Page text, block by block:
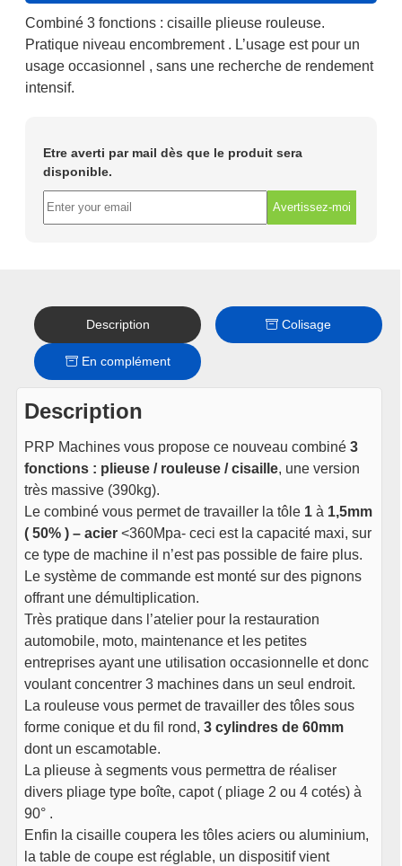
Combiné 3 fonctions : cisaille plieuse rouleuse.
Pratique niveau encombrement . L’usage est pour un
usage occasionnel , sans une recherche de rendement
intensif.
Etre averti par mail dès que le produit sera
disponible.
Avertissez-moi
Description Colisage
En complément
Description
PRP Machines vous propose ce nouveau combiné3
fonctions : plieuse / rouleuse / cisaille, une version
très massive (390kg).
Le combiné vous permet de travailler la tôle 1 à 1,5mm
( 50% ) – acier <360Mpa- ceci est la capacité maxi, sur
ce type de machine il n’est pas possible de faire plus.
Le système de commande est monté sur des pignons
offrant une démultiplication.
Très pratique dans l’atelier pour la restauration
automobile, moto, maintenance et les petites
entreprises ayant une utilisation occasionnelle et donc
voulant concentrer 3 machines dans un seul endroit.
La rouleuse vous permet de travailler des tôles sous
forme conique et du fil rond,3 cylindres de 60mm
dont un escamotable.
La plieuse à segments vous permettra de réaliser
divers pliage type boîte, capot ( pliage 2 ou 4 cotés) à
90° .
Enfin la cisaille coupera les tôles aciers ou aluminium,
la table de coupe est réglable, un dispositif vient